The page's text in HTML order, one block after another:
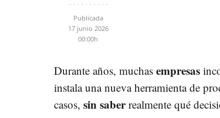
Publicada
17 junio 2026
00:00h
Durante años, muchas empresas
instala una nueva herramienta de
casos, sin saberrealmente qué